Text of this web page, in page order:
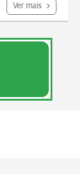
Ver mais